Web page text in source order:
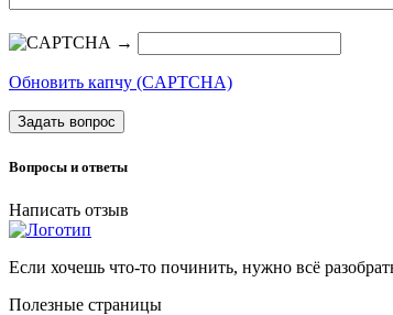
→
Обновить капчу (CAPTCHA)
Задать вопрос
Вопросы и ответы
Написать отзыв
Если хочешь что-то починить, нужно всё
Полезные страницы